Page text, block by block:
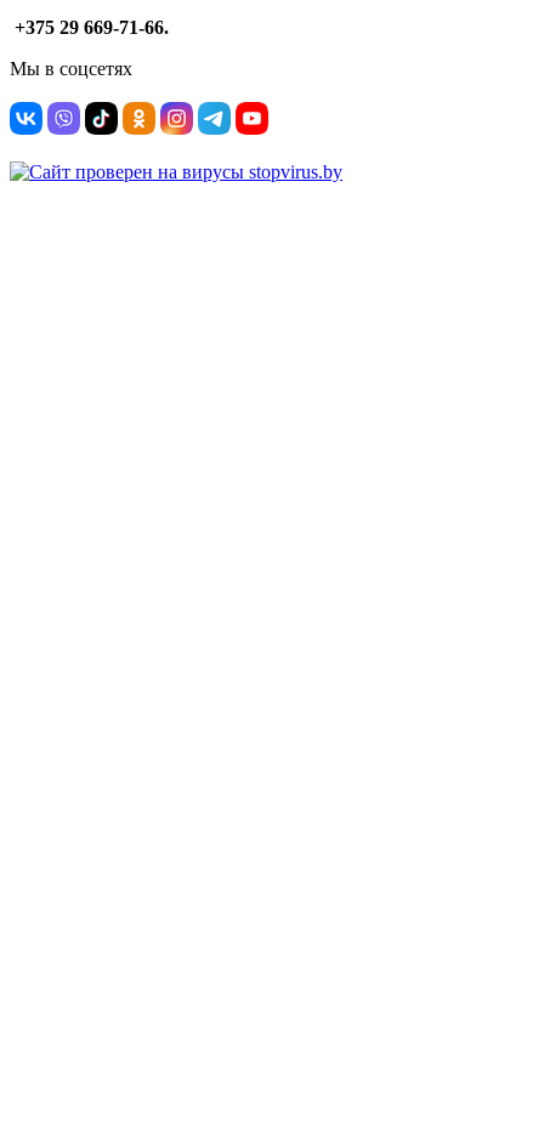
+375 29 669-71-66.
Мы в соцсетях